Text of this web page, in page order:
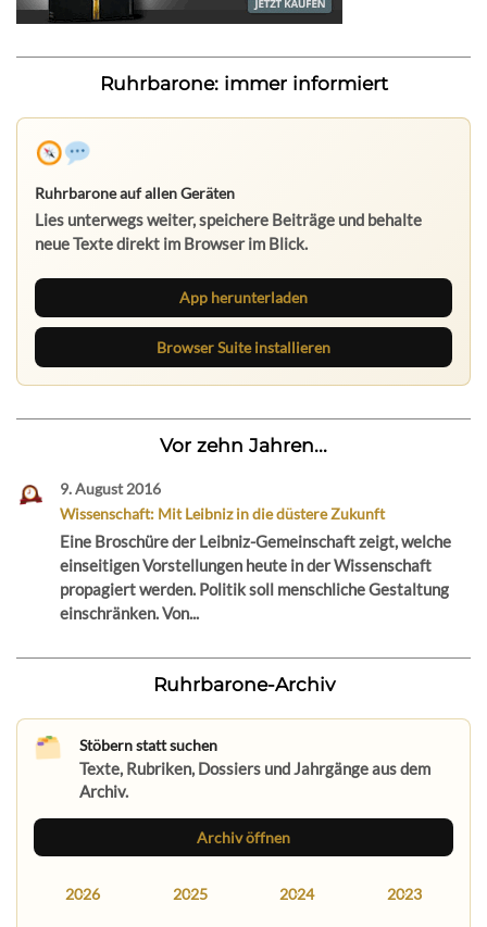
Ruhrbarone: immer informiert
Ruhrbarone auf allen Geräten
Lies unterwegs weiter, speichere Beiträge und behalte
neue Texte direkt im Browser im Blick.
App herunterladen
Browser Suite installieren
Vor zehn Jahren...
9. August 2016
Wissenschaft: Mit Leibniz in die düstere Zukunft
Eine Broschüre der Leibniz-Gemeinschaft zeigt, welche
einseitigen Vorstellungen heute in der Wissenschaft
propagiert werden. Politik soll menschliche Gestaltung
einschränken. Von...
Ruhrbarone-Archiv
Stöbern statt suchen
Texte, Rubriken, Dossiers und Jahrgänge aus dem
Archiv.
Archiv öffnen
2026 2025 2024 2023